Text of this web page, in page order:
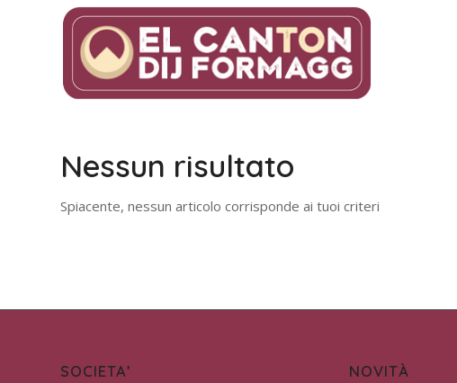
Nessun risultato
Spiacente, nessun articolo corrisponde ai tuoi criteri
SOCIETA’ NOVITÀ